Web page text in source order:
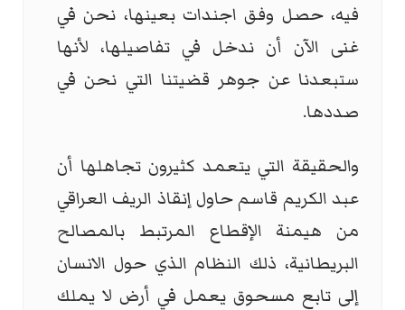
فيه، حصل وفق اجندات بعينها، نحن في
غنى الآن أن ندخل في تفاصيلها، لأنها
ستبعدنا عن جوهر قضيتنا التي نحن في
صددها.
والحقيقة التي يتعمد كثيرون تجاهلها أن
عبد الكريم قاسم حاول إنقاذ الريف العراقي
من هيمنة الإقطاع المرتبط بالمصالح
البريطانية، ذلك النظام الذي حول الانسان
إلى تابع مسحوق يعمل في أرض لا يملك